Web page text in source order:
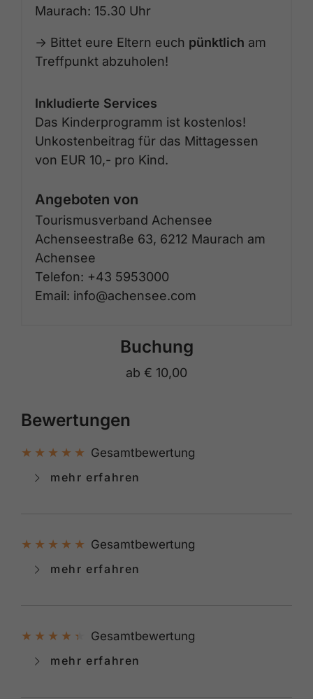
Maurach: 15.30 Uhr
-> Bittet eure Eltern euch pünktlich am
Treffpunkt abzuholen!
Inkludierte Services
Das Kinderprogramm ist kostenlos!
Unkostenbeitrag für das Mittagessen
von EUR 10,- pro Kind.
Angeboten von
Tourismusverband Achensee
Achenseestraße 63, 6212 Maurach am
Achensee
Telefon: +43 5953000
Email: info@achensee.com
Buchung
ab € 10,00
Bewertungen
Gesamtbewertung
mehr erfahren
Gesamtbewertung
mehr erfahren
Gesamtbewertung
mehr erfahren